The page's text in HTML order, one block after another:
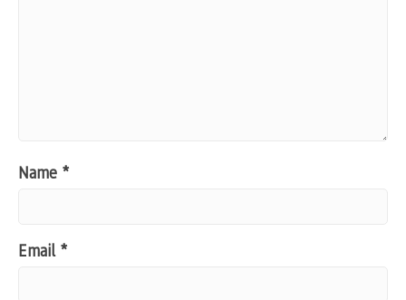
Name *
Email *